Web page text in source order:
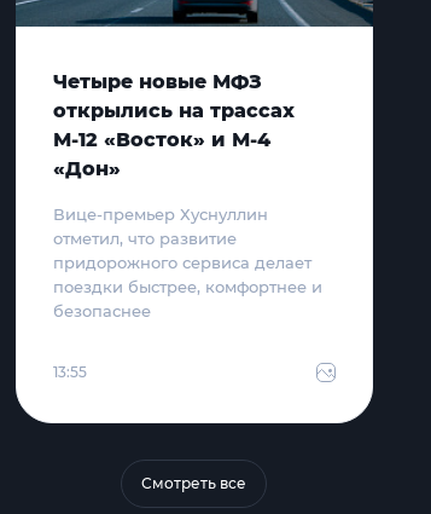
Четыре новые МФЗ
открылись на трассах
М-12 «Восток» и М-4
«Дон»
Вице-премьер Хуснуллин
отметил, что развитие
придорожного сервиса делает
поездки быстрее, комфортнее и
безопаснее
13:55
Смотреть все